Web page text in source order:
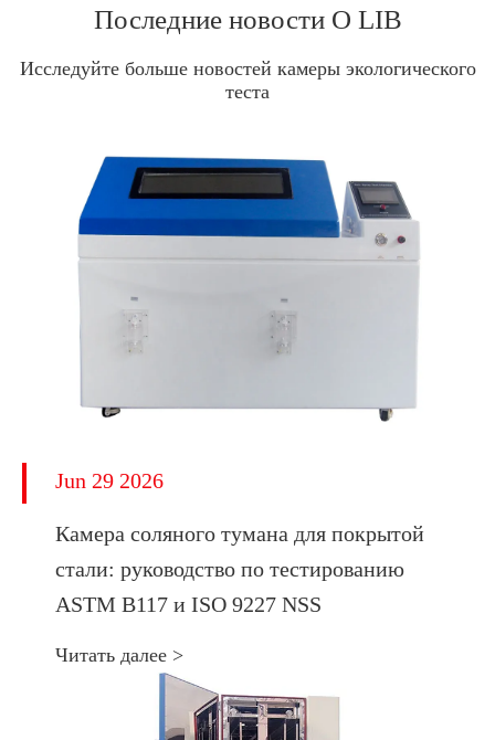
Последние новости О LIB
Исследуйте больше новостей камеры экологического
теста
Jun 29 2026
Камера соляного тумана для покрытой
стали: руководство по тестированию
ASTM B117 и ISO 9227 NSS
Читать далее >